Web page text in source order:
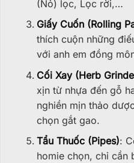
(Nỏ) lọc, Lọc rời,…
Giấy Cuốn (Rolling
thích cuộn những
với anh em đồng
Cối Xay (Herb
xịn từ nhựa đến gỗ
nghiền mịn thảo
chọn gắt gao.
Tẩu Thuốc (Pipes):
homie chọn, chỉ cần